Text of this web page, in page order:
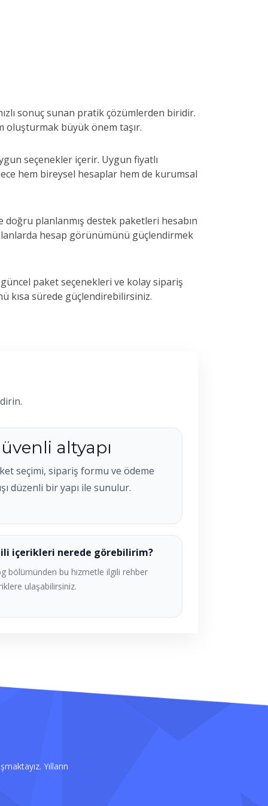
sonuç sunan pratik çözümlerden biridir.
oluşturmak büyük önem taşır.
seçenekler içerir. Uygun fiyatlı
hem bireysel hesaplar hem de kurumsal
planlanmış destek paketleri hesabın
hesap görünümünü güçlendirmek
paket seçenekleri ve kolay sipariş
kısa sürede güçlendirebilirsiniz.
altyapı
seçimi, sipariş formu ve ödeme
düzenli bir yapı ile sunulur.
içerikleri nerede görebilirim?
bölümünden bu hizmetle ilgili rehber
ulaşabilirsiniz.
Yılların